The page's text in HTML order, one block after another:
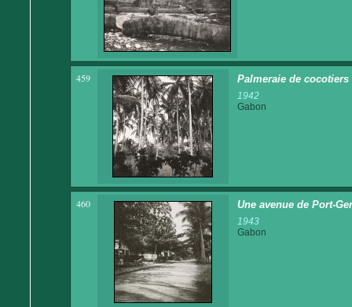
459 Palmeraie de cocotiers
1942
Gabon
460 Une avenue de Port-
1943
Gabon